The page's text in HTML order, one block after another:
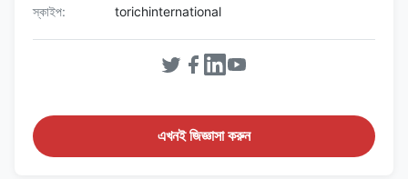
স্কাইপ:
torichinternational
এখনই জিজ্ঞাসা করুন